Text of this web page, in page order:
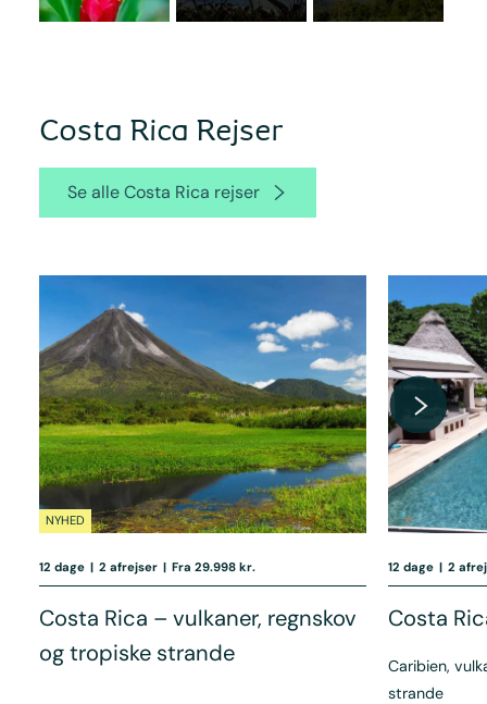
Costa Rica Rejser
Se alle Costa Rica rejser
NYHED
12 dage | 2 afrejser | Fra 29.998 kr.
Costa Rica – vulkaner, regnskov
og tropiske strande
12 dage | 2
Costa
Caribien,
strande